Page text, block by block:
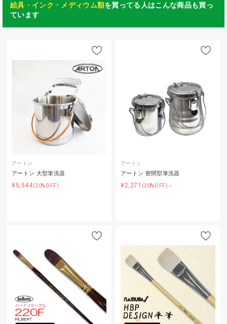
絵具・インク・メディウム類を買ってる人はこんな商品も買っ
ています
アートン
アートン 大型筆洗器
¥5,544(20%OFF)
アートン
アートン 密閉型筆洗器
¥2,271 (20%OFF)～